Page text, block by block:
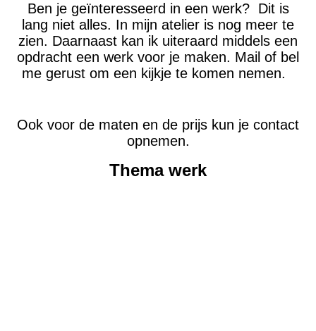
Ben je geïnteresseerd in een werk? Dit is
lang niet alles. In mijn atelier is nog meer te
zien. Daarnaast kan ik uiteraard middels een
opdracht een werk voor je maken. Mail of bel
me gerust om een kijkje te komen nemen.
Ook voor de maten en de prijs kun je contact
opnemen.
Thema werk